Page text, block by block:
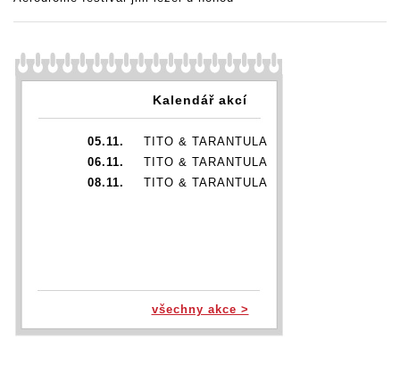
Kalendář akcí
05.11.
TITO & TARANTULA
06.11.
TITO & TARANTULA
08.11.
TITO & TARANTULA
všechny akce >